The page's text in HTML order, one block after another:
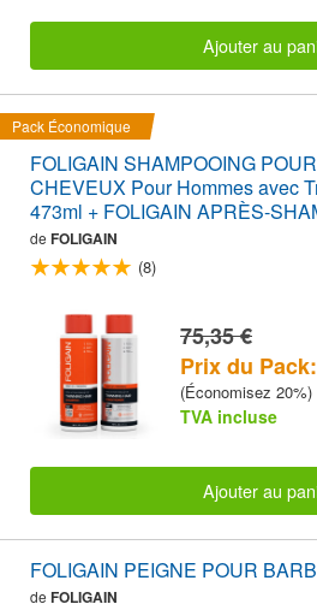
Ajouter au
Pack Économique
FOLIGAIN SHAMPOOING
CHEVEUX Pour Hommes avec
473ml + FOLIGAIN APRÈS-
REPOUSSE DES CHEVEUX
Trioxidil® 2% (16oz) 473ml PACK
de FOLIGAIN
(8)
75,35 €
Prix du
(Économisez 20%)
TVA incluse
Ajouter au
FOLIGAIN PEIGNE POUR
de FOLIGAIN